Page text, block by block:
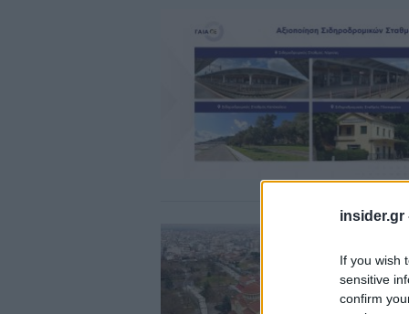
insider.gr
If you wish
sensitive
confirm